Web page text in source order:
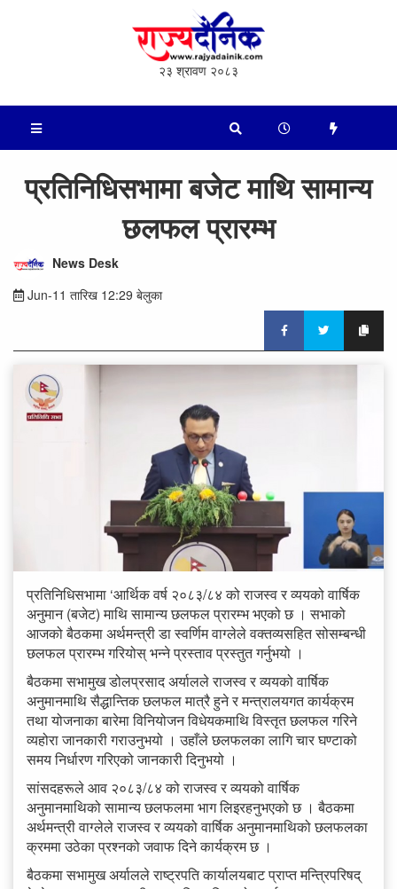
२३ श्रावण २०८३
प्रतिनिधिसभामा बजेट माथि सामान्य
छलफल प्रारम्भ
News Desk
Jun-11 तारिख 12:29 बेलुका
प्रतिनिधिसभामा ‘आर्थिक वर्ष २०८३/८४ को राजस्व र व्ययको वार्षिक
अनुमान (बजेट) माथि सामान्य छलफल प्रारम्भ भएको छ । सभाको
आजको बैठकमा अर्थमन्त्री डा स्वर्णिम वाग्लेले वक्तव्यसहित सोसम्बन्धी
छलफल प्रारम्भ गरियोस् भन्ने प्रस्ताव प्रस्तुत गर्नुभयो ।
बैठकमा सभामुख डोलप्रसाद अर्यालले राजस्व र व्ययको वार्षिक
अनुमानमाथि सैद्धान्तिक छलफल मात्रै हुने र मन्त्रालयगत कार्यक्रम
तथा योजनाका बारेमा विनियोजन विधेयकमाथि विस्तृत छलफल गरिने
व्यहोरा जानकारी गराउनुभयो । उहाँले छलफलका लागि चार घण्टाको
समय निर्धारण गरिएको जानकारी दिनुभयो ।
सांसदहरूले आव २०८३/८४ को राजस्व र व्ययको वार्षिक
अनुमानमाथिको सामान्य छलफलमा भाग लिइरहनुभएको छ । बैठकमा
अर्थमन्त्री वाग्लेले राजस्व र व्ययको वार्षिक अनुमानमाथिको छलफलका
क्रममा उठेका प्रश्नको जवाफ दिने कार्यक्रम छ ।
बैठकमा सभामुख अर्यालले राष्ट्रपति कार्यालयबाट प्राप्त मन्त्रिपरिषद्